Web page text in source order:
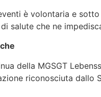
è volontaria e
salute che ne
della MGSGT
riconosciuta dallo